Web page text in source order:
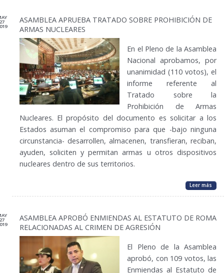
27
ASAMBLEA APRUEBA TRATADO SOBRE PROHIBICIÓN DE
ARMAS NUCLEARES
En el Pleno de la Asamblea
Nacional aprobamos, por
unanimidad (110 votos), el
informe referente al
Tratado sobre la
Prohibición de Armas
Nucleares. El propósito del documento es solicitar a los
Estados asuman el compromiso para que -bajo ninguna
circunstancia- desarrollen, almacenen, transfieran, reciban,
ayuden, soliciten y permitan armas u otros dispositivos
nucleares dentro de sus territorios.
Leer más
27
ASAMBLEA APROBÓ ENMIENDAS AL ESTATUTO DE ROMA
RELACIONADAS AL CRIMEN DE AGRESIÓN
El Pleno de la Asamblea
aprobó, con 109 votos, las
Enmiendas al Estatuto de